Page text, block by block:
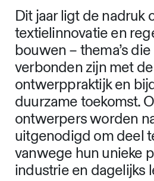
Dit jaar ligt de nadruk
textielinnovatie en
bouwen – thema’s
verbonden zijn met
ontwerppraktijk en
duurzame toekomst.
ontwerpers worden
uitgenodigd om deel
vanwege hun unieke
industrie en dagelijks